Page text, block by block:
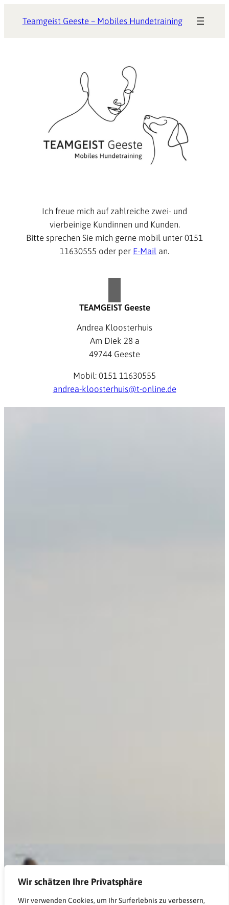
Wir schätzen Ihre Privatsphäre
Wir verwenden Cookies, um Ihr Surferlebnis zu verbessern,
InhaltTeamgeist Geeste – Mobiles Hundetraining
Ich freue mich auf zahlreiche zwei- und
vierbeinige Kundinnen und Kunden.
Bitte sprechen Sie mich gerne mobil unter 0151
11630555 oder per E-Mail an.
TEAMGEIST Geeste
Andrea Kloosterhuis
Am Diek 28 a
49744 Geeste
Mobil: 0151 11630555
andrea-kloosterhuis@t-online.de